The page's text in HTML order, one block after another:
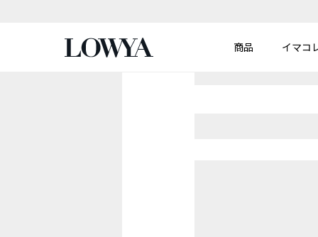
商品 イマコ